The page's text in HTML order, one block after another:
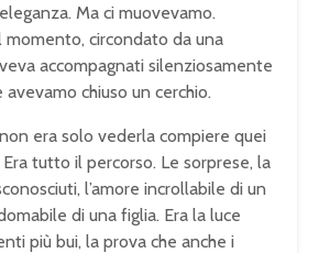
Ma ci muovevamo.
momento, circondato da una
accompagnati silenziosamente
avevamo chiuso un cerchio.
era solo vederla compiere quei
Era tutto il percorso. Le sorprese, la
l’amore incrollabile di un
di una figlia. Era la luce
più bui, la prova che anche i